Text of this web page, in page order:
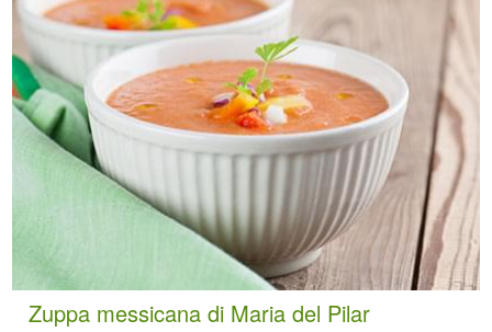
Zuppa messicana di Maria del Pilar